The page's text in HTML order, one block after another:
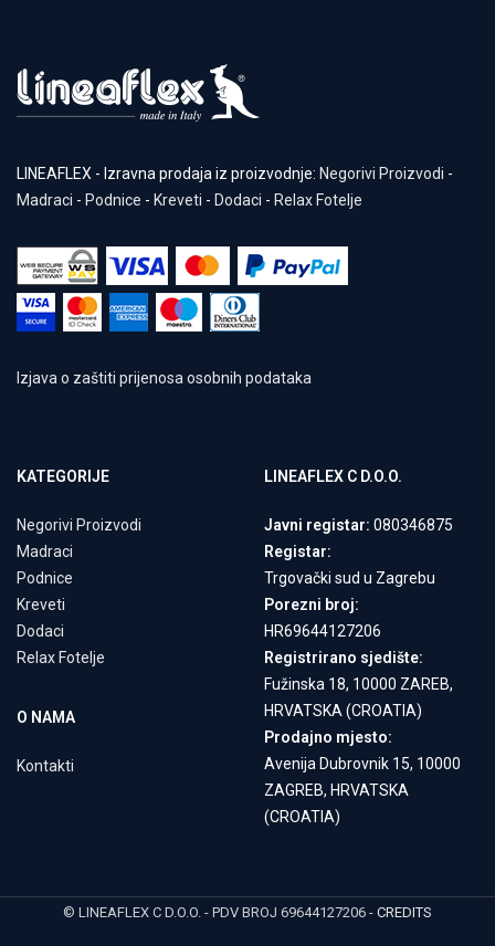
LINEAFLEX - Izravna prodaja iz proizvodnje: Negorivi Proizvodi -
Madraci - Podnice - Kreveti - Dodaci - Relax Fotelje
Izjava o zaštiti prijenosa osobnih podataka
KATEGORIJE
Negorivi Proizvodi
Madraci
Podnice
Kreveti
Dodaci
Relax Fotelje
O NAMA
Kontakti
LINEAFLEX C D.O.O.
Javni registar: 080346875
Registar:
Trgovački sud u Zagrebu
Porezni broj:
HR69644127206
Registrirano sjedište:
Fužinska 18, 10000 ZAREB,
HRVATSKA (CROATIA)
Prodajno mjesto:
Avenija Dubrovnik 15, 10000
ZAGREB, HRVATSKA
(CROATIA)
© LINEAFLEX C D.O.O. - PDV BROJ 69644127206 - CREDITS